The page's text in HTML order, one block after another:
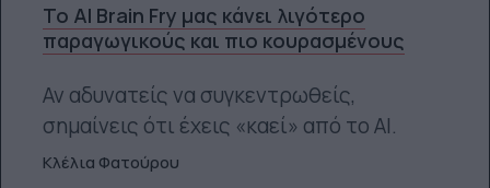
Το AI Brain Fry μας κάνει λιγότερο
παραγωγικούς και πιο κουρασμένους
Αν αδυνατείς να συγκεντρωθείς,
σημαίνεις ότι έχεις «καεί» από το ΑΙ.
Κλέλια Φατούρου